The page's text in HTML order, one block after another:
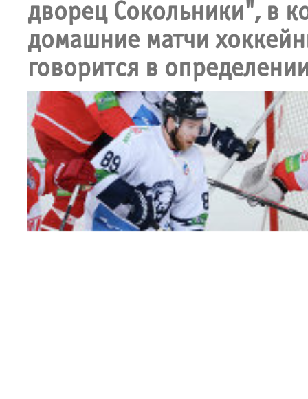
дворец Сокольники", в
домашние матчи
говорится в